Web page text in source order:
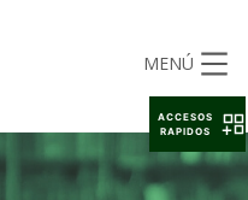
MENÚ
ACCESOS
RAPIDOS